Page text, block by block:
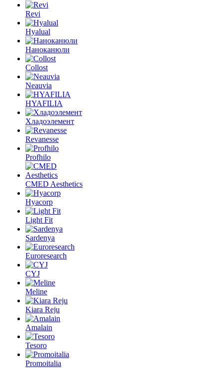
Revi
Hyalual
Наноканюли
Collost
Neauvia
HYAFILIA
Хладоэлемент
Revanesse
Profhilo
CMED Aesthetics
Hyacorp
Light Fit
Sardenya
Euroresearch
CYJ
Meline
Kiara Reju
Amalain
Tesoro
Promoitalia